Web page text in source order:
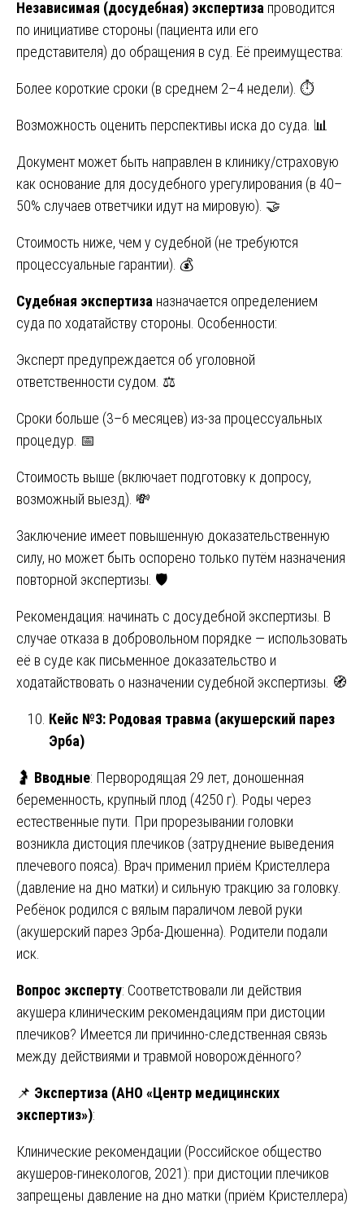
Независимая (досудебная) экспертиза проводится
по инициативе стороны (пациента или его
представителя) до обращения в суд. Её преимущества:
Более короткие сроки (в среднем 2–4 недели). ⏱️
Возможность оценить перспективы иска до суда. 📊
Документ может быть направлен в клинику/страховую
как основание для досудебного урегулирования (в 40–
50% случаев ответчики идут на мировую). 🤝
Стоимость ниже, чем у судебной (не требуются
процессуальные гарантии). 💰
Судебная экспертиза назначается определением
суда по ходатайству стороны. Особенности:
Эксперт предупреждается об уголовной
ответственности судом. ⚖️
Сроки больше (3–6 месяцев) из-за процессуальных
процедур. 📅
Стоимость выше (включает подготовку к допросу,
возможный выезд). 💸
Заключение имеет повышенную доказательственную
силу, но может быть оспорено только путём назначения
повторной экспертизы. 🛡️
Рекомендация: начинать с досудебной экспертизы. В
случае отказа в добровольном порядке — использовать
её в суде как письменное доказательство и
ходатайствовать о назначении судебной экспертизы. 🧭
Кейс №3: Родовая травма (акушерский парез
Эрба)
🤰 Вводные: Первородящая 29 лет, доношенная
беременность, крупный плод (4250 г). Роды через
естественные пути. При прорезывании головки
возникла дистоция плечиков (затруднение выведения
плечевого пояса). Врач применил приём Кристеллера
(давление на дно матки) и сильную тракцию за головку.
Ребёнок родился с вялым параличом левой руки
(акушерский парез Эрба-Дюшенна). Родители подали
иск.
Вопрос эксперту: Соответствовали ли действия
акушера клиническим рекомендациям при дистоции
плечиков? Имеется ли причинно-следственная связь
между действиями и травмой новорождённого?
📌 Экспертиза (АНО «Центр медицинских
экспертиз»):
Клинические рекомендации (Российское общество
акушеров-гинекологов, 2021): при дистоции плечиков
запрещены давление на дно матки (приём Кристеллера)